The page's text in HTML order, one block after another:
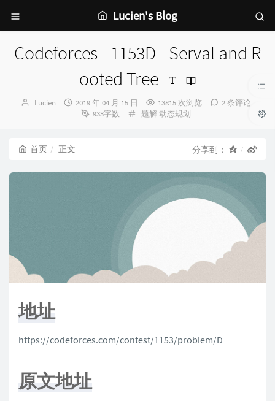
Lucien's Blog
Codeforces - 1153D - Serval and R
ooted Tree
博
Lucien
发
布
2019 年 04 月 15 日 13815 次浏览
2 条评论
933字数
分
题解 动态规划
首页 正文 分享到：
地址
https://codeforces.com/contest/1153/problem/D
原文地址